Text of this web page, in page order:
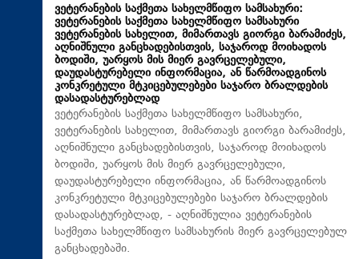
ვეტერანების საქმეთა სახელმწიფო სამსახური:
ვეტერანების საქმეთა სახელმწიფო სამსახური
ვეტერანების სახელით, მიმართავს გიორგი ბარამიძეს,
აღნიშნული განცხადებისთვის, საჯაროდ მოიხადოს
ბოდიში, უარყოს მის მიერ გავრცელებული,
დაუდასტურებელი ინფორმაცია, ან წარმოადგინოს
კონკრეტული მტკიცებულებები საჯარო ბრალდების
დასადასტურებლად
ვეტერანების საქმეთა სახელმწიფო სამსახური,
ვეტერანების სახელით, მიმართავს გიორგი ბარამიძეს,
აღნიშნული განცხადებისთვის, საჯაროდ მოიხადოს
ბოდიში, უარყოს მის მიერ გავრცელებული,
დაუდასტურებელი ინფორმაცია, ან წარმოადგინოს
კონკრეტული მტკიცებულებები საჯარო ბრალდების
დასადასტურებლად, - აღნიშნულია ვეტერანების
საქმეთა სახელმწიფო სამსახურის მიერ გავრცელებულ
განცხადებაში.